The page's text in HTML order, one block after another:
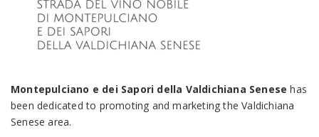
Montepulciano e dei Sapori della Valdichiana Senese has
been dedicated to promoting and marketing the Valdichiana
Senese area.